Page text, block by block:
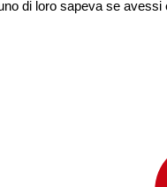
di loro sapeva se